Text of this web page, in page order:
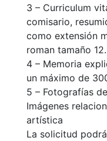
3 – Curriculum
comisario,
como extensión
roman tamaño 12.
4 – Memoria
un máximo de
5 – Fotografías
Imágenes
artística
La solicitud